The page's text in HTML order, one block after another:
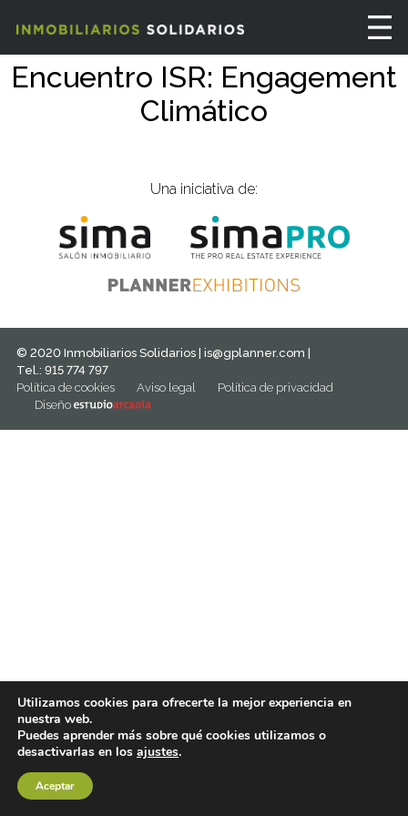
Encuentro ISR: Engagement
Climático
Una iniciativa de:
© 2020 Inmobiliarios Solidarios | is@gplanner.com |
Tel.: 915 774 797
Política de cookies
Aviso legal
Política de privacidad
Diseño
Utilizamos cookies para ofrecerte la mejor experiencia en
nuestra web.
Puedes aprender más sobre qué cookies utilizamos o
desactivarlas en los ajustes.
Aceptar